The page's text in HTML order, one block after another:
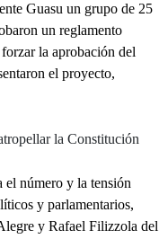
Guasu un grupo de 25
un reglamento
la aprobación del
el proyecto,
la Constitución
el número y la tensión
y parlamentarios,
y Rafael Filizzola del